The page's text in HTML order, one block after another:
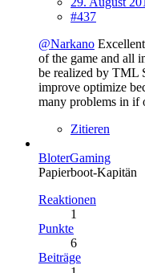
#437
@Narkano
of the game and all
be realized by TML
improve optimize
many problems in if
Zitieren
BloterGaming
Papierboot-Kapitän
Reaktionen
1
Punkte
6
Beiträge